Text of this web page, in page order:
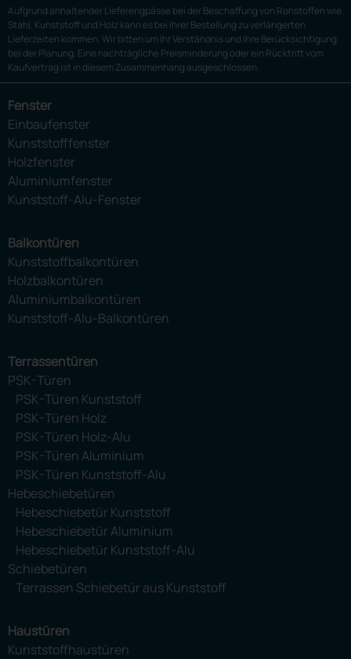
Aufgrund anhaltender Lieferengpässe bei der Beschaffung von Rohstoffen wie
Stahl, Kunststoff und Holz kann es bei Ihrer Bestellung zu verlängerten
Lieferzeiten kommen. Wir bitten um Ihr Verständnis und Ihre Berücksichtigung
bei der Planung. Eine nachträgliche Preisminderung oder ein Rücktritt vom
Kaufvertrag ist in diesem Zusammenhang ausgeschlossen.
Fenster
Einbaufenster
Kunststofffenster
Holzfenster
Aluminiumfenster
Kunststoff-Alu-Fenster
Balkontüren
Kunststoffbalkontüren
Holzbalkontüren
Aluminiumbalkontüren
Kunststoff-Alu-Balkontüren
Terrassentüren
PSK-Türen
PSK-Türen Kunststoff
PSK-Türen Holz
PSK-Türen Holz-Alu
PSK-Türen Aluminium
PSK-Türen Kunststoff-Alu
Hebeschiebetüren
Hebeschiebetür Kunststoff
Hebeschiebetür Aluminium
Hebeschiebetür Kunststoff-Alu
Schiebetüren
Terrassen Schiebetür aus Kunststoff
Haustüren
Kunststoffhaustüren